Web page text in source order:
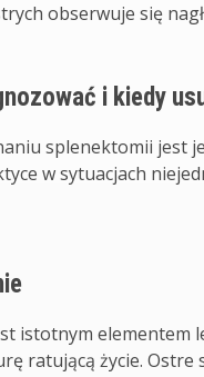
obserwuje się
i kiedy
splenektomii jest
w sytuacjach
istotnym elementem
ratującą życie.